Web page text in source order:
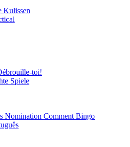
Kulissen
toi!
Spiele
Nomination Comment Bingo